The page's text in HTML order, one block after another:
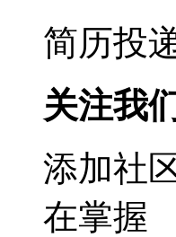
简历投
关注我
添加社
在掌握